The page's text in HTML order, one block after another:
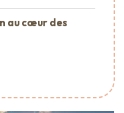
au cœur des